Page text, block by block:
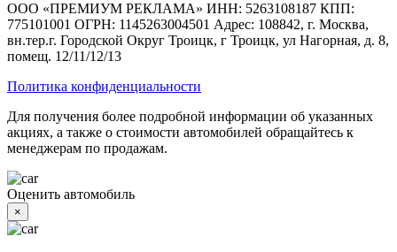
ООО «ПРЕМИУМ РЕКЛАМА» ИНН: 5263108187 КПП:
775101001 ОГРН: 1145263004501 Адрес: 108842, г. Москва,
вн.тер.г. Городской Округ Троицк, г Троицк, ул Нагорная, д. 8,
помещ. 12/11/12/13
Политика конфиденциальности
Для получения более подробной информации об указанных
акциях, а также о стоимости автомобилей обращайтесь к
менеджерам по продажам.
Оценить автомобиль
×